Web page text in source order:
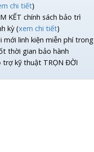
chi tiết)
KẾT chính sách bảo trì
kỳ (xem chi tiết)
mới linh kiện miễn phí trong
thời gian bảo hành
trợ kỹ thuật TRỌN ĐỜI